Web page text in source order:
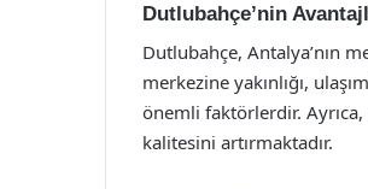
Dutlubahçe’nin
Dutlubahçe, Antalya’nın
merkezine yakınlığı,
önemli faktörlerdir.
kalitesini artırmaktadır.